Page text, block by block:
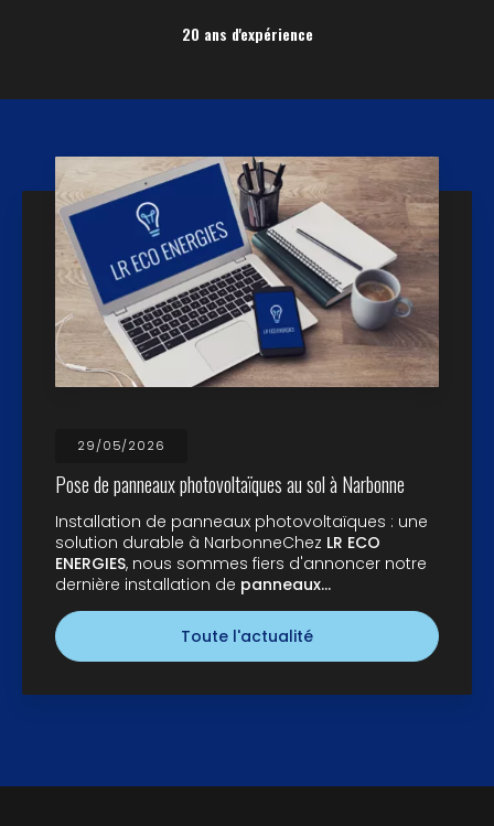
20 ans d'expérience
29/05/2026
Pose de panneaux photovoltaïques au sol à Narbonne
Installation de panneaux photovoltaïques : une
solution durable à NarbonneChez LR ECO
ENERGIES, nous sommes fiers d'annoncer notre
dernière installation de panneaux…
Toute l'actualité